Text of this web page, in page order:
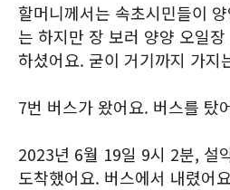
할머니께서는 속초시민들이
는 하지만 장 보러 양양 오일
하셨어요. 굳이 거기까지 가지
7번 버스가 왔어요. 버스를 탔
2023년 6월 19일 9시 2분, 설
도착했어요. 버스에서 내렸어